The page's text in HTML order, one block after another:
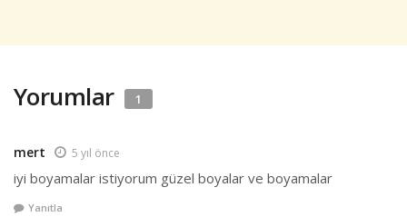
Yorumlar 1
mert 5 yıl önce
iyi boyamalar istiyorum güzel boyalar ve boyamalar
Yanıtla